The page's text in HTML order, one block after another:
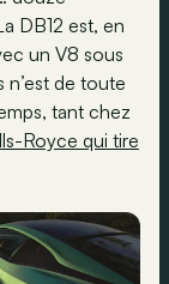
DB12 est, en
un V8 sous
de toute
tant chez
Royce qui tire